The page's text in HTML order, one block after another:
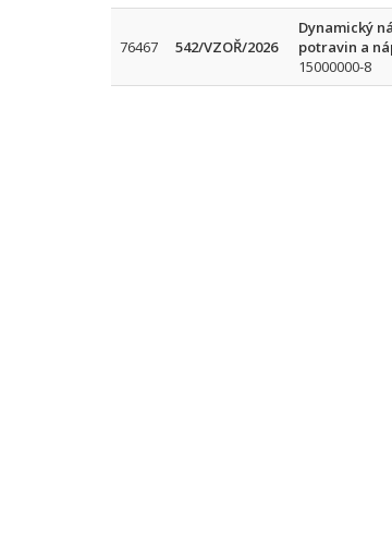
76467 542/VZOŘ/2026
Dynamický
potravin a
15000000-8